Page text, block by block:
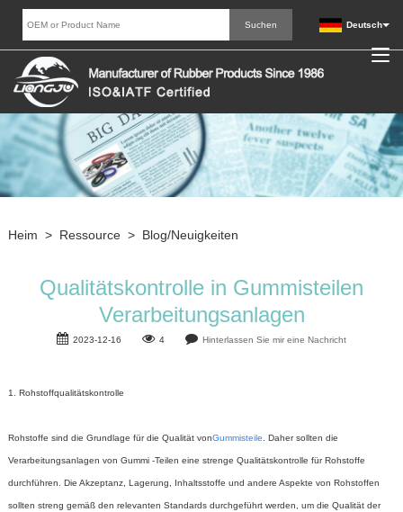
Deutsch
Heim > Ressource > Blog/Neuigkeiten
Qualitätskontrolle in Gummisteilen
Verarbeitungsanlagen
2023-12-16 4 Hinterlassen Sie mir eine Nachricht
1. Rohstoffqualitätskontrolle
Rohstoffe sind die Grundlage für die Qualität vonGummisteile. Daher sollten die
Verarbeitungsanlagen von Gummi -Teilen eine strenge Qualitätskontrolle für Rohstoffe
durchführen. Die Akzeptanz, Lagerung, Inhaltsstoffe und andere Aspekte von Rohstoffen
sollten streng gemäß den relevanten Standards durchgeführt werden, um die Qualität der